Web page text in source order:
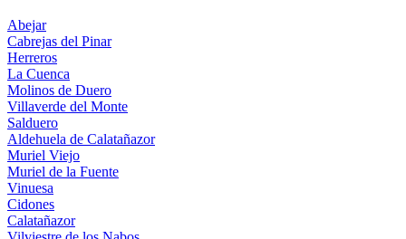
Abejar
Cabrejas del Pinar
Herreros
La Cuenca
Molinos de Duero
Villaverde del Monte
Salduero
Aldehuela de Calatañazor
Muriel Viejo
Muriel de la Fuente
Vinuesa
Cidones
Calatañazor